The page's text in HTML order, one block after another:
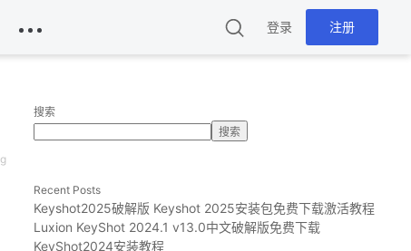
登录 注册
搜索
搜索
Recent Posts
Keyshot2025破解版 Keyshot 2025安装包免费下载激活教程
Luxion KeyShot 2024.1 v13.0中文破解版免费下载
KeyShot2024安装教程